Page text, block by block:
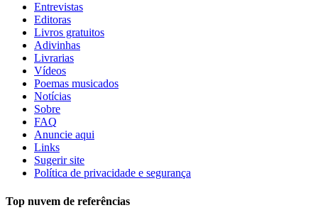
Entrevistas
Editoras
Livros gratuitos
Adivinhas
Livrarias
Vídeos
Poemas musicados
Notícias
Sobre
FAQ
Anuncie aqui
Links
Sugerir site
Política de privacidade e segurança
Top nuvem de referências